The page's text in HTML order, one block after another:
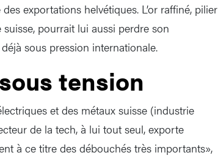
exportations helvétiques. L’or raffiné, pilier
pourrait lui aussi perdre son
sous pression internationale.
tension
et des métaux suisse (industrie
de la tech, à lui tout seul, exporte
à ce titre des débouchés très importants»,